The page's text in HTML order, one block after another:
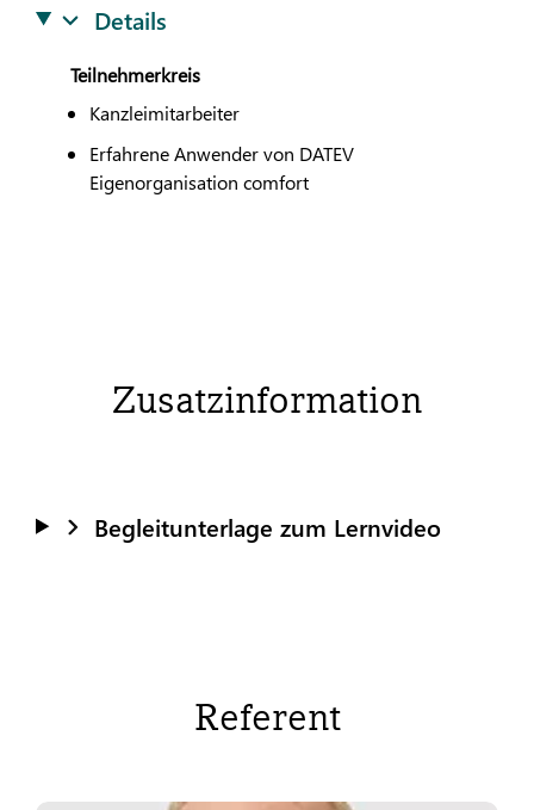
Details
Teilnehmerkreis
Kanzleimitarbeiter
Erfahrene Anwender von DATEV
Eigenorganisation comfort
Zusatzinformation
Begleitunterlage zum Lernvideo
Referent